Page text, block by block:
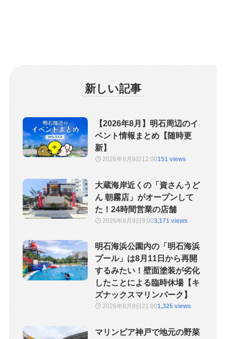
新しい記事
【2026年8月】明石周辺のイ
ベント情報まとめ【随時更
新】
2026年8月9日 12:00151 views
大蔵海岸近くの「資さんうど
ん 朝霧店」がオープンして
た！24時間営業の店舗
2026年8月9日 9:003,171 views
明石海浜公園内の「明石海浜
プール」は8月11日から再開
するみたい！壁面塗装が劣化
したことによる臨時休場【キ
ズナックスマリンパーク】
2026年8月8日21:001,325 views
マリンピア神戸で地元の野菜